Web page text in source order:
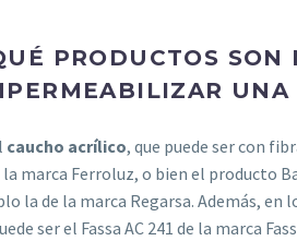
PRODUCTOS SON
UNA
caucho acrílico, que puede ser con
Ferroluz, o bien el producto
la de la marca Regarsa. Además, en
ser el Fassa AC 241 de la marca